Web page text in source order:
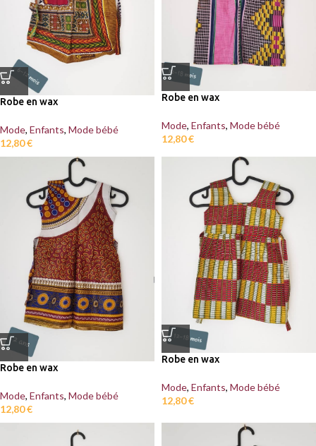
Robe en wax
Mode, Enfants, Mode bébé
12,80€
Robe en wax
Mode, Enfants, Mode bébé
12,80€
Robe en wax
Mode, Enfants, Mode bébé
12,80€
Robe en wax
Mode, Enfants, Mode bébé
12,80€